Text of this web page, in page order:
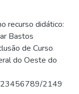
recurso didático:
Bastos
de Curso
do Oeste do
2149